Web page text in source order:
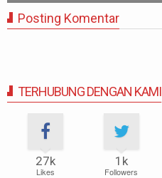
Posting Komentar
TERHUBUNG DENGAN KAMI
27k
Likes
1k
Followers